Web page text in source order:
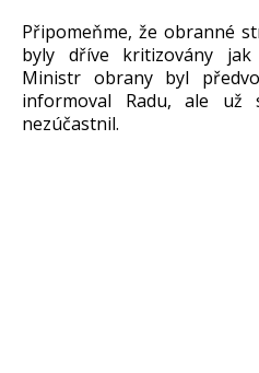
Připomeňme, že obranné
byly dříve kritizovány jak
Ministr obrany byl
informoval Radu, ale už
nezúčastnil.